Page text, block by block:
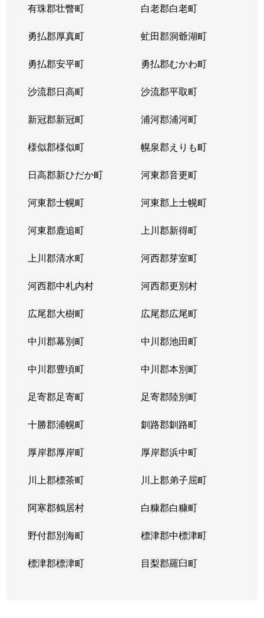
有珠郡壮瞥町 白老郡白老町
勇払郡厚真町 虻田郡洞爺湖町
勇払郡安平町 勇払郡むかわ町
沙流郡日高町 沙流郡平取町
新冠郡新冠町 浦河郡浦河町
様似郡様似町 幌泉郡えりも町
日高郡新ひだか町 河東郡音更町
河東郡士幌町 河東郡上士幌町
河東郡鹿追町 上川郡新得町
上川郡清水町 河西郡芽室町
河西郡中札内村 河西郡更別村
広尾郡大樹町 広尾郡広尾町
中川郡幕別町 中川郡池田町
中川郡豊頃町 中川郡本別町
足寄郡足寄町 足寄郡陸別町
十勝郡浦幌町 釧路郡釧路町
厚岸郡厚岸町 厚岸郡浜中町
川上郡標茶町 川上郡弟子屈町
阿寒郡鶴居村 白糠郡白糠町
野付郡別海町 標津郡中標津町
標津郡標津町 目梨郡羅臼町